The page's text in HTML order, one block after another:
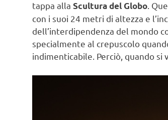
tappa alla Scultura del Globo.
con i suoi 24 metri di altezza e
dell’interdipendenza del mondo
specialmente al crepuscolo
indimenticabile. Perciò, quando si